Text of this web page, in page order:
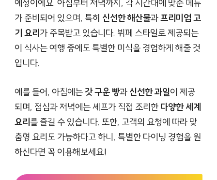
예정이에요. 아침부터 저녁까지, 각 시간대에 맞춘 메뉴
가 준비되어 있으며, 특히 신선한 해산물과프리미엄 고
기 요리가 주목받고 있습니다. 뷔페 스타일로 제공되는
이 식사는 여행 중에도 특별한 미식을 경험하게 해줄 것
입니다.
예를 들어, 아침에는 갓 구운 빵과 신선한 과일이 제공
되며, 점심과 저녁에는 셰프가 직접 조리한 다양한 세계
요리를 즐길 수 있습니다. 또한, 고객의 요청에 따라 맞
춤형 요리도 가능하다고 하니, 특별한 다이닝 경험을 원
하신다면 꼭 이용해보세요!